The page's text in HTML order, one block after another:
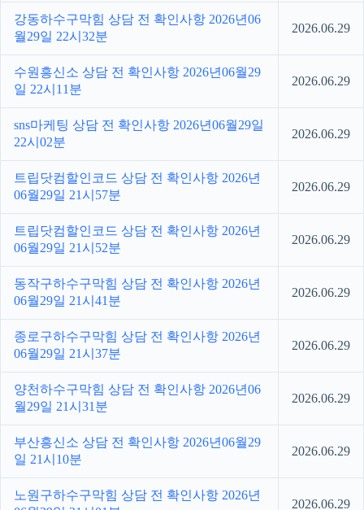
강동하수구막힘 상담 전 확인사항 2026년06
월29일 22시32분
2026.06.29
수원흥신소 상담 전 확인사항 2026년06월29
일 22시11분
2026.06.29
sns마케팅 상담 전 확인사항 2026년06월29일
22시02분
2026.06.29
트립닷컴할인코드 상담 전 확인사항 2026년
06월29일 21시57분
2026.06.29
트립닷컴할인코드 상담 전 확인사항 2026년
06월29일 21시52분
2026.06.29
동작구하수구막힘 상담 전 확인사항 2026년
06월29일 21시41분
2026.06.29
종로구하수구막힘 상담 전 확인사항 2026년
06월29일 21시37분
2026.06.29
양천하수구막힘 상담 전 확인사항 2026년06
월29일 21시31분
2026.06.29
부산흥신소 상담 전 확인사항 2026년06월29
일 21시10분
2026.06.29
노원구하수구막힘 상담 전 확인사항 2026년
2026.06.29